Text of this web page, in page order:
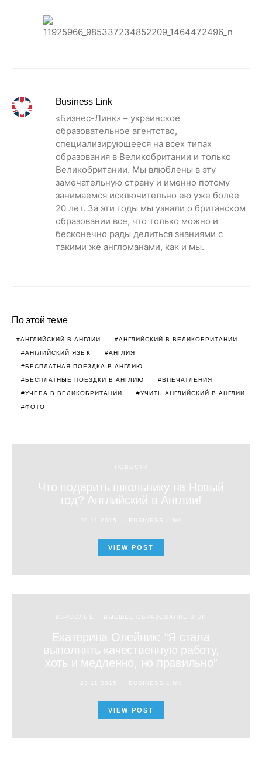
Business Link
«Бизнес-Линк» – украинское
образовательное агентство,
специализирующееся на всех типах
образования в Великобритании и только
Великобритании. Мы влюблены в эту
замечательную страну и именно потому
занимаемся исключительно ею уже более
20 лет. За эти годы мы узнали о британском
образовании все, что только можно и
бесконечно рады делиться знаниями с
такими же англоманами, как и мы.
По этой теме
АНГЛИЙСКИЙ В АНГЛИИ АНГЛИЙСКИЙ В ВЕЛИКОБРИТАНИИ
АНГЛИЙСКИЙ ЯЗЫК АНГЛИЯ
БЕСПЛАТНАЯ ПОЕЗДКА В АНГЛИЮ
БЕСПЛАТНЫЕ ПОЕЗДКИ В АНГЛИЮ ВПЕЧАТЛЕНИЯ
УЧЕБА В ВЕЛИКОБРИТАНИИ УЧИТЬ АНГЛИЙСКИЙ В АНГЛИИ
ФОТО
НОВОСТИ
Что подарить школьнику на Новый
год? Английский в Англии!
20.11.2015 BUSINESS LINK
VIEW POST
ВЗРОСЛЫЕ ВЫСШЕЕ ОБРАЗОВАНИЕ В UK
Екатерина Олейник: “Я стала
выполнять качественную работу,
хоть и медленно, но правильно”
23.11.2015 BUSINESS LINK
VIEW POST